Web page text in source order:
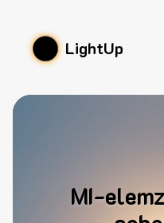
LightUp
MI-